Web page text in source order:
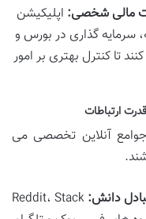
مالی شخصی: اپلیکیشن
گذاری در بورس و
تا کنترل بهتری بر امور
ارتباطات
آنلاین تخصصی می
دانش: Reddit، Stack